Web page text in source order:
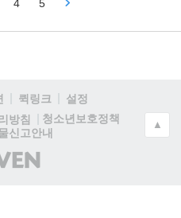
4 5
퀵링크
설정
방침
청소년보호정책
신고안내
(주)
인
▲